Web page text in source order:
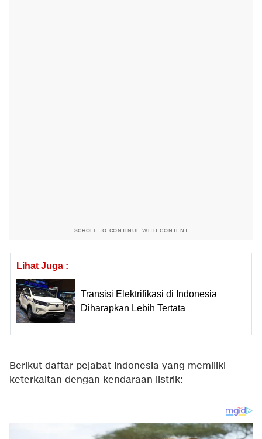
SCROLL TO CONTINUE WITH CONTENT
Lihat Juga :
Transisi Elektrifikasi di Indonesia
Diharapkan Lebih Tertata
Berikut daftar pejabat Indonesia yang memiliki
keterkaitan dengan kendaraan listrik: